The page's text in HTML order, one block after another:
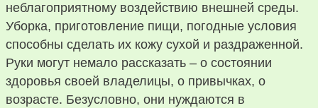
неблагоприятному воздействию внешней среды.
Уборка, приготовление пищи, погодные условия
способны сделать их кожу сухой и раздраженной.
Руки могут немало рассказать – о состоянии
здоровья своей владелицы, о привычках, о
возрасте. Безусловно, они нуждаются в